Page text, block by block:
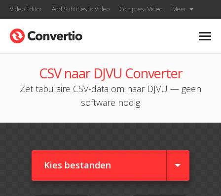
Video Editor Add Subtitles to Video Compress Video Meer
CSV naar DJVU Converter
Zet tabulaire CSV-data om naar DJVU — geen
software nodig
Kies bestanden